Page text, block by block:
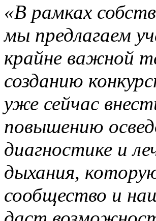
«В рамках
мы предлагаем
крайне важной
созданию
уже сейчас
повышению
диагностике и
дыхания,
сообщество и